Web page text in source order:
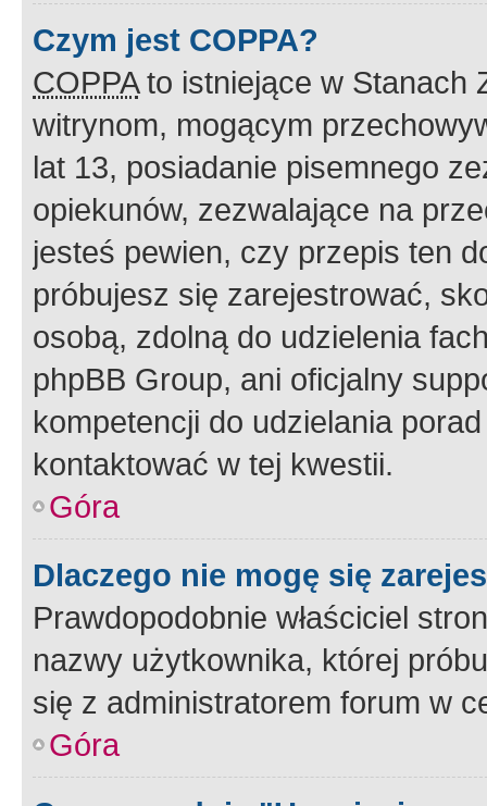
Czym jest COPPA?
COPPAto istniejące w Stanach
witrynom, mogącym
lat 13, posiadanie pisemnego
opiekunów, zezwalające na
jesteś pewien, czy przepis ten
próbujesz się zarejestrować,
osobą, zdolną do udzielenia
phpBB Group, ani oficjalny
kompetencji do udzielania
kontaktować w tej kwestii.
Góra
Dlaczego nie mogę się
Prawdopodobnie właściciel
nazwy użytkownika, której
się z administratorem forum w
Góra